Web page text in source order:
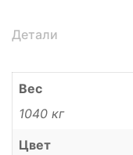
Детали
Вес
1040 кг
Цвет